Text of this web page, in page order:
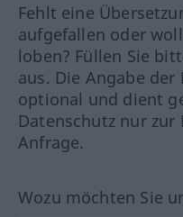
Fehlt eine
aufgefallen oder
loben? Füllen Sie
aus. Die Angabe der
optional und dient
Datenschutz nur
Anfrage.
Wozu möchten Sie